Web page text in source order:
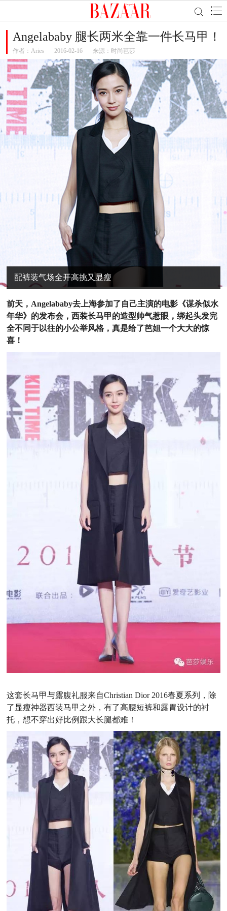
Angelababy 腿长两米全靠一件长马甲！
作者： Aries 2016-02-16 来源：时尚芭莎
配裤装气场全开高挑又显瘦
前天，Angelababy去上海参加了自己主演的电影《谋杀似水
年华》的发布会，西装长马甲的造型帅气惹眼，绑起头发完
全不同于以往的小公举风格，真是给了芭姐一个大大的惊
喜！
这套长马甲与露腹礼服来自Christian Dior 2016春夏系列，除
了显瘦神器西装马甲之外，有了高腰短裤和露胃设计的衬
托，想不穿出好比例跟大长腿都难！